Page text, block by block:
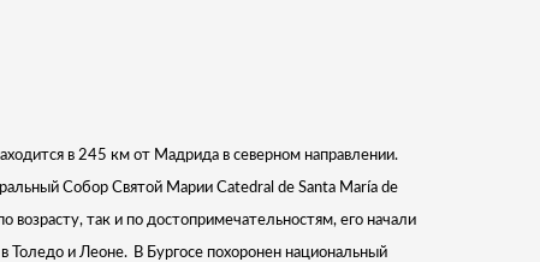
в 245 км от Мадрида в северном направлении.
Собор Святой Марии Catedral de Santa María de
возрасту, так и по достопримечательностям, его начали
Толедо и Леоне. В Бургосе похоронен национальный